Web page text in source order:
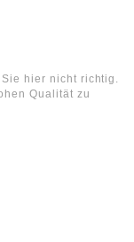
hier nicht richtig.
Qualität zu